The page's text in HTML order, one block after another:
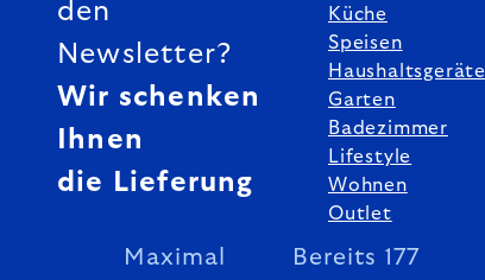
den
Newsletter?
Wir schenken
Ihnen
die Lieferung
Maximal
Bereits 177
Küche
Speisen
Haushaltsgeräte
Garten
Badezimmer
Lifestyle
Wohnen
Outlet